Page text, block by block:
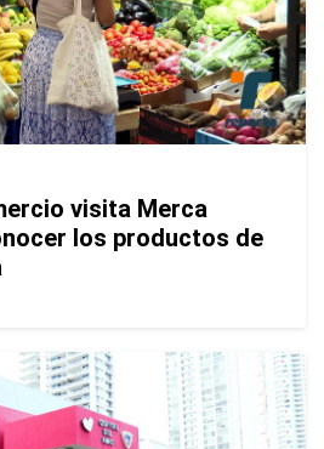
visita Merca
los productos de